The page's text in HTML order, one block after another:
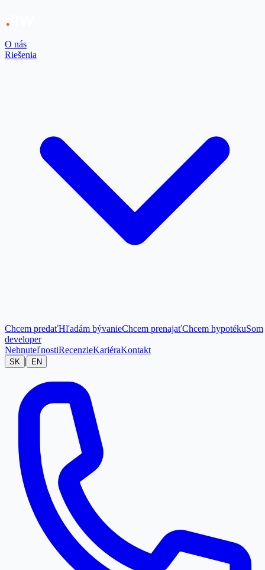
O nás
Riešenia
Chcem predaťHľadám bývanieChcem prenajaťChcem hypotékuSom
developer
NehnuteľnostiRecenzieKariéraKontakt
SK | EN